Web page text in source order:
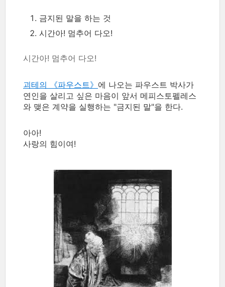
금지된 말을 하는 것
시간아! 멈추어 다오!
시간아! 멈추어 다오!
괴테의 《파우스트》 에 나오는 파우스트 박사가
연인을 살리고 싶은 마음이 앞서 메피스토펠레스
와 맺은 계약을 실행하는 "금지된 말"을 한다.
아아!
사랑의 힘이여!